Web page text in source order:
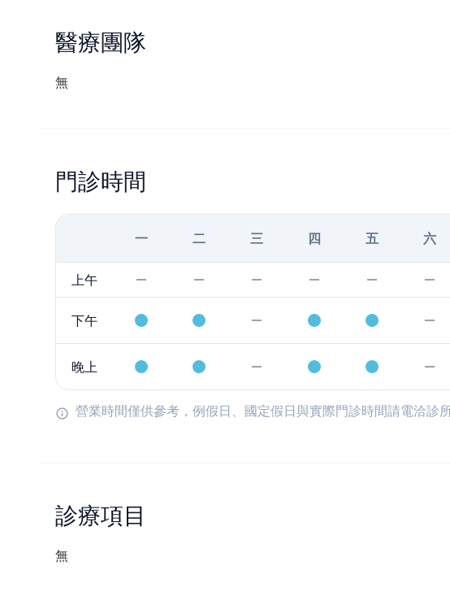
醫療團隊
無
門診時間
一 二 三 四 五 六
上午
下午
晚上
營業時間僅供參考，例假日、國定假日與實際門診時間請電洽診所
診療項目
無